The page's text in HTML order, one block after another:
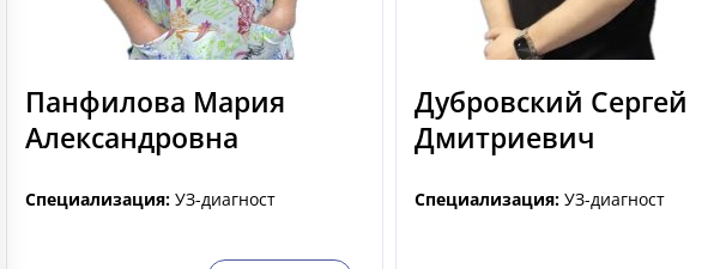
Панфилова Мария
Александровна
Специализация: УЗ-диагност
Дубровский Сергей
Дмитриевич
Специализация: УЗ-диагност